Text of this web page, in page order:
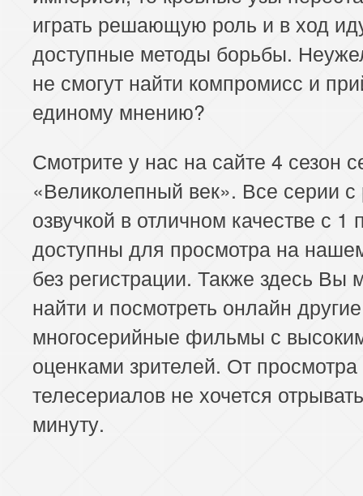
играть решающую роль и в ход
доступные методы борьбы.
не смогут найти компромисс и
единому мнению?
Смотрите у нас на сайте 4 сезон
«Великолепный век». Все серии с
озвучкой в отличном качестве с 1
доступны для просмотра на
без регистрации. Также здесь Вы
найти и посмотреть онлайн
многосерийные фильмы с
оценками зрителей. От просмотра
телесериалов не хочется
минуту.